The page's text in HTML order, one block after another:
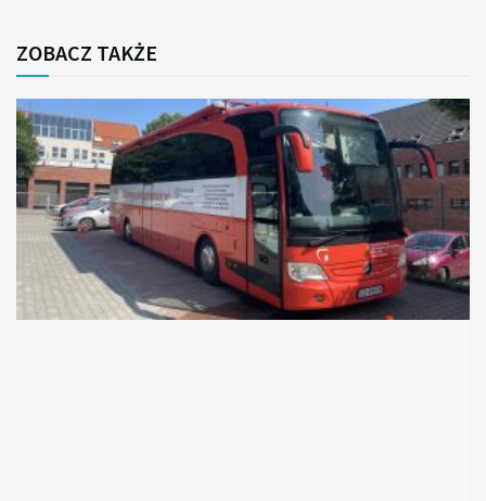
ZOBACZ TAKŻE